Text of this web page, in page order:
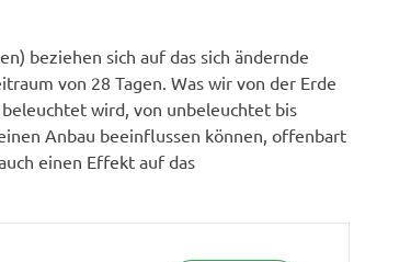
beziehen sich auf das sich ändernde
von 28 Tagen. Was wir von der Erde
wird, von unbeleuchtet bis
Anbau beeinflussen können, offenbart
einen Effekt auf das